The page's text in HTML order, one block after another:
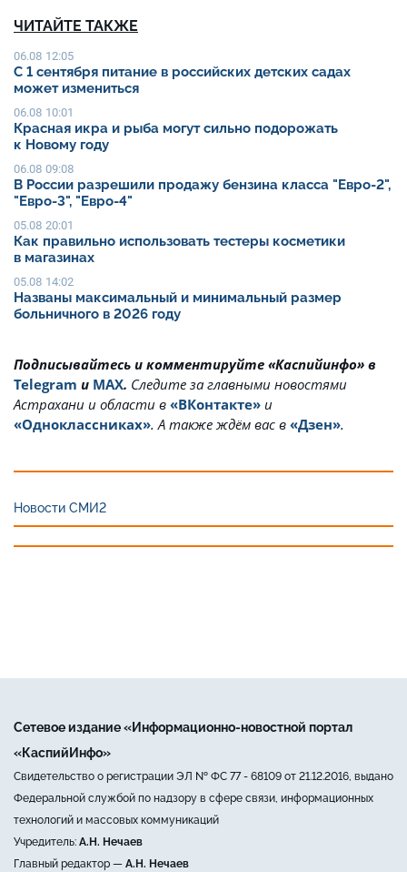
ЧИТАЙТЕ ТАКЖЕ
06.08 12:05
С 1 сентября питание в российских детских садах
может измениться
06.08 10:01
Красная икра и рыба могут сильно подорожать
к Новому году
06.08 09:08
В России разрешили продажу бензина класса "Евро-2",
"Евро-3", "Евро-4"
05.08 20:01
Как правильно использовать тестеры косметики
в магазинах
05.08 14:02
Названы максимальный и минимальный размер
больничного в 2026 году
Подписывайтесь и комментируйте «Каспийинфо» в
Telegram и MAX. Cледите за главными новостями
Астрахани и области в «ВКонтакте» и
«Одноклассниках». А также ждём вас в «Дзен».
Новости СМИ2
Сетевое издание «Информационно-новостной портал
«КаспийИнфо»
Свидетельство о регистрации ЭЛ № ФС 77 - 68109 от 21.12.2016, выдано
Федеральной службой по надзору в сфере связи, информационных
технологий и массовых коммуникаций
Учредитель: А.Н. Нечаев
Главный редактор — А.Н. Нечаев